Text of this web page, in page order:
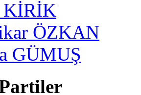
KİRİK
ÖZKAN
GÜMUŞ